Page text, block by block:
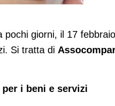
nasce
pochi giorni, il 17
Si tratta di
i beni e servizi